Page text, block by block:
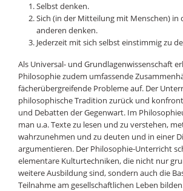
Selbst denken.
Sich (in der Mitteilung mit Menschen) in
anderen denken.
Jederzeit mit sich selbst einstimmig zu
Als Universal- und Grundlagenwissenschaft
Philosophie zudem umfassende
fächerübergreifende Probleme auf. Der
philosophische Tradition zurück und
und Debatten der Gegenwart. Im
man u.a. Texte zu lesen und zu verstehen,
wahrzunehmen und zu deuten und in einer
argumentieren. Der Philosophie-Unterricht
elementare Kulturtechniken, die nicht nur
weitere Ausbildung sind, sondern auch die
Teilnahme am gesellschaftlichen Leben